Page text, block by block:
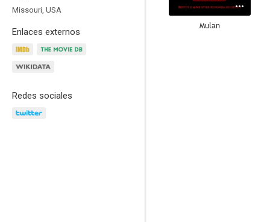
Missouri, USA
Enlaces externos
Redes sociales
Mulan